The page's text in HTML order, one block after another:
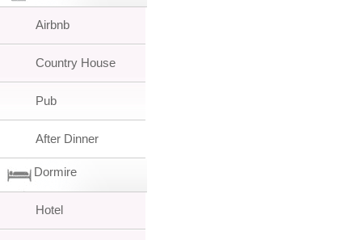
Airbnb
Country House
Pub
After Dinner
Dormire
Hotel